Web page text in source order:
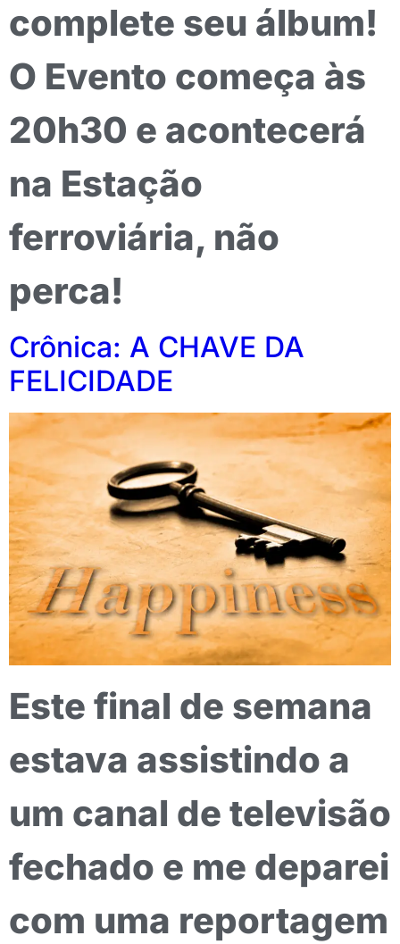
complete seu álbum!
O Evento começa às
20h30 e acontecerá
na Estação
ferroviária, não
perca!
Crônica: A CHAVE DA
FELICIDADE
Este final de semana
estava assistindo a
um canal de televisão
fechado e me deparei
com uma reportagem